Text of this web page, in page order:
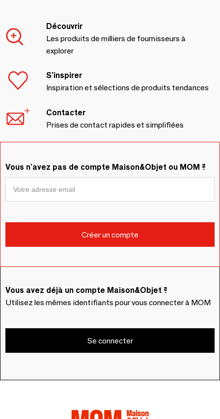
Découvrir
Les produits de milliers de fournisseurs à
explorer
S'inspirer
Inspiration et sélections de produits tendances
Contacter
Prises de contact rapides et simplifiées
Vous n'avez pas de compte Maison&Objet ou MOM ?
Vous avez déjà un compte Maison&Objet ?
Utilisez les mêmes identifiants pour vous connecter à MOM
Se connecter